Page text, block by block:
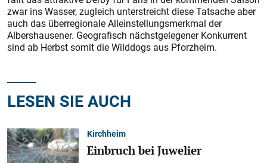
zwar ins Wasser, zugleich unterstreicht diese Tatsache aber
auch das überregionale Alleinstellungsmerkmal der
Albershausener. Geografisch nächstgelegener Konkurrent
sind ab Herbst somit die Wilddogs aus Pforzheim.
LESEN SIE AUCH
Kirchheim
Einbruch bei Juwelier